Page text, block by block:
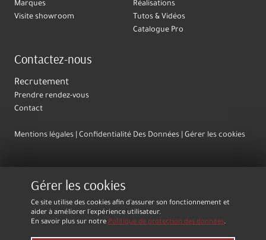
Marques
Visite showroom
Réalisations
Tutos & Vidéos
Catalogue Pro
Contactez-nous
Recrutement
Prendre rendez-vous
Contact
Mentions légales Confidentialité Des Données Gérer les cookies
Gérer les cookies
Ce site utilise des cookies afin d'assurer son fonctionnement et
aider à améliorer l'expérience utilisateur.
En savoir plus sur notre Politique de protection des données.